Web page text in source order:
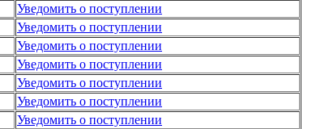
Уведомить о поступлении
Уведомить о поступлении
Уведомить о поступлении
Уведомить о поступлении
Уведомить о поступлении
Уведомить о поступлении
Уведомить о поступлении